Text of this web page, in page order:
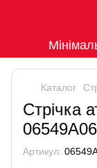
Каталог
Стрічка
Артикул: